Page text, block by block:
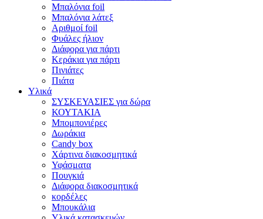
Μπαλόνια foil
Μπαλόνια λάτεξ
Αριθμοί foil
Φυάλες ήλιον
Διάφορα για πάρτι
Κεράκια για πάρτι
Πινιάτες
Πιάτα
Υλικά
ΣΥΣΚΕΥΑΣΙΕΣ για δώρα
ΚΟΥΤΑΚΙΑ
Μπομπονιέρες
Δωράκια
Candy box
Χάρτινα διακοσμητικά
Υφάσματα
Πουγκιά
Διάφορα διακοσμητικά
κορδέλες
Μπουκάλια